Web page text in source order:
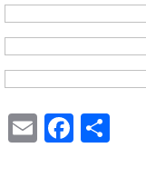
Share